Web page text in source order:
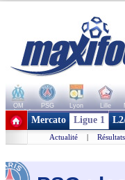
OM PSG Lyon Lille
+ de clubs
Mercato Ligue 1
Actualité |